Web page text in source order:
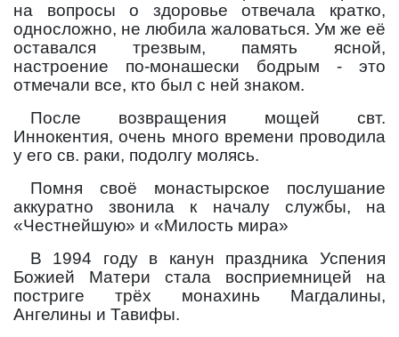
на вопросы о здоровье отвечала кратко,
односложно, не любила жаловаться. Ум же её
оставался трезвым, память ясной,
настроение по-монашески бодрым - это
отмечали все, кто был с ней знаком.
После возвращения мощей свт.
Иннокентия, очень много времени проводила
у его св. раки, подолгу молясь.
Помня своё монастырское послушание
аккуратно звонила к началу службы, на
«Честнейшую» и «Милость мира»
В 1994 году в канун праздника Успения
Божией Матери стала восприемницей на
постриге трёх монахинь Магдалины,
Ангелины и Тавифы.